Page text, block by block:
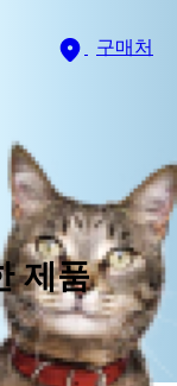
구매처
제품